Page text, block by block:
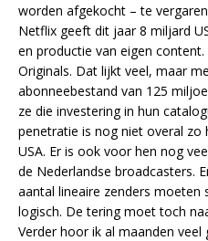
worden afgekocht – te
Netflix geeft dit jaar 8 miljard
en productie van eigen
Originals. Dat lijkt veel, maar
abonneebestand van 125
ze die investering in hun
penetratie is nog niet overal zo
USA. Er is ook voor hen nog
de Nederlandse broadcasters.
aantal lineaire zenders moeten
logisch. De tering moet toch
Verder hoor ik al maanden